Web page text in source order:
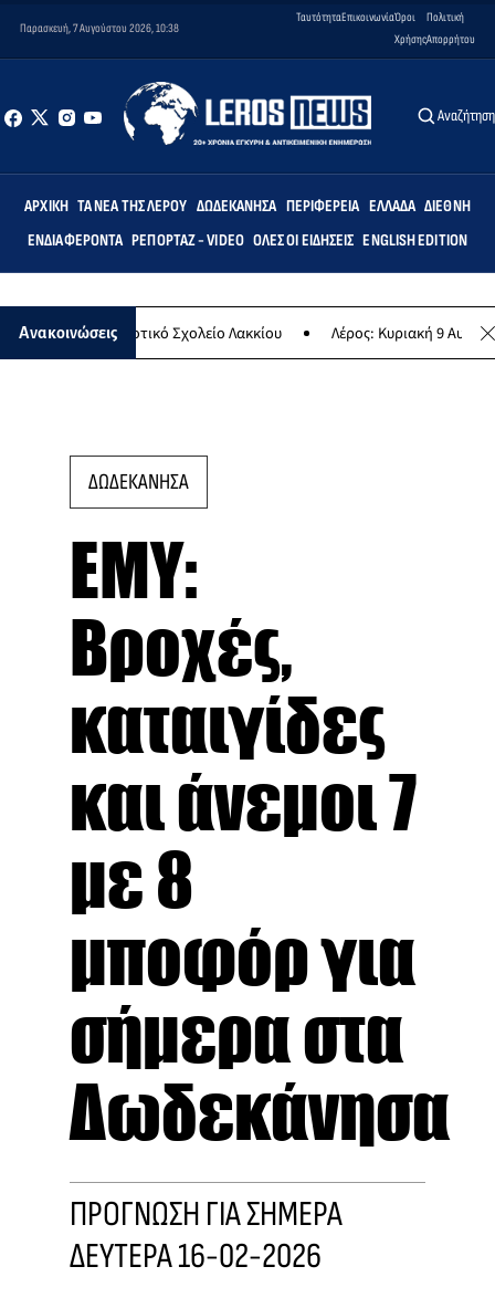
Παρασκευή, 7 Αυγούστου 2026, 10:38
ΤαυτότηταΕπικοινωνίαΌροι
Χρήσης
Πολιτική
Απορρήτου
Αναζήτηση
ΑΡΧΙΚΉ ΤΑ ΝΈΑ ΤΗΣ ΛΈΡΟΥ ΔΩΔΕΚΆΝΗΣΑ ΠΕΡΙΦΈΡΕΙΑ ΕΛΛΆΔΑ ΔΙΕΘΝΉ
ΕΝΔΙΑΦΈΡΟΝΤΑ ΡΕΠΟΡΤΆΖ - VIDEO ΌΛΕΣ ΟΙ ΕΙΔΉΣΕΙΣ ENGLISH EDITION
Ανακοινώσεις
στο Δημοτικό Σχολείο Λακκίου Λέρος: Κυριακή 9
ΔΩΔΕΚΑΝΗΣΑ
ΕΜΥ:
Βροχές,
καταιγίδες
και άνεμοι 7
με 8
μποφόρ για
σήμερα στα
Δωδεκάνησα
ΠΡΟΓΝΩΣΗ ΓΙΑ ΣΗΜΕΡΑ
ΔΕΥΤΕΡΑ 16-02-2026